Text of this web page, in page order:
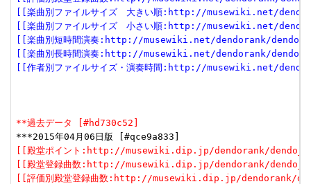
[[楽曲別ファイルサイズ　大きい順:http://musewiki.net/
[[楽曲別ファイルサイズ　小さい順:http://musewiki.net/
[[楽曲別短時間演奏:http://musewiki.net/dendorank/
[[楽曲別長時間演奏:http://musewiki.net/dendorank/
[[作者別ファイルサイズ・演奏時間:http://musewiki.net/
**過去データ [#hd730c52]
[[殿堂ポイント:http://musewiki.dip.jp/dendorank/
[[殿堂登録曲数:http://musewiki.dip.jp/dendorank/
[[評価別殿堂登録曲数:http://musewiki.dip.jp/dendorank/